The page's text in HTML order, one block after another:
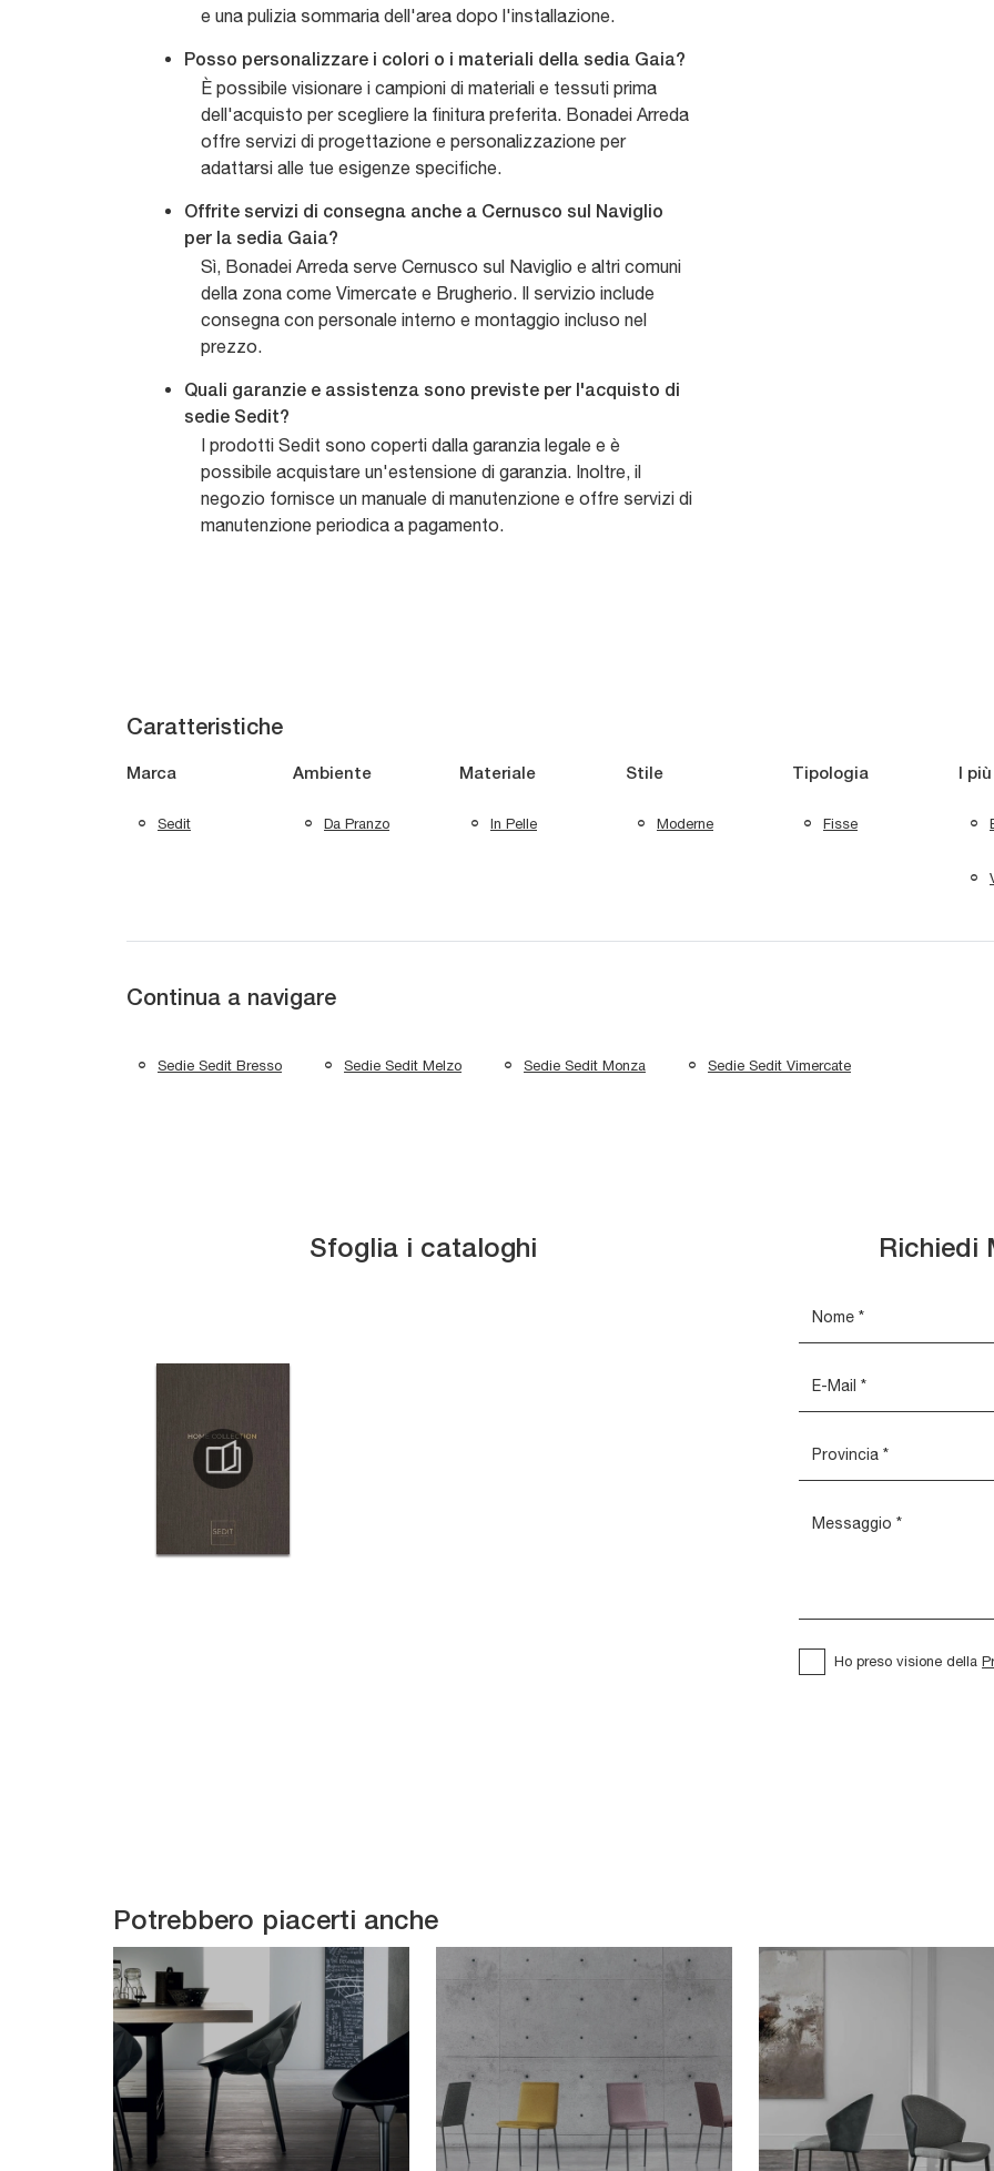
e una pulizia sommaria dell'area dopo l'installazione.
Posso personalizzare i colori o i materiali della sedia Gaia?
È possibile visionare i campioni di materiali e tessuti prima
dell'acquisto per scegliere la finitura preferita. Bonadei Arreda
offre servizi di progettazione e personalizzazione per
adattarsi alle tue esigenze specifiche.
Offrite servizi di consegna anche a Cernusco sul Naviglio
per la sedia Gaia?
Sì, Bonadei Arreda serve Cernusco sul Naviglio e altri comuni
della zona come Vimercate e Brugherio. Il servizio include
consegna con personale interno e montaggio incluso nel
prezzo.
Quali garanzie e assistenza sono previste per l'acquisto di
sedie Sedit?
I prodotti Sedit sono coperti dalla garanzia legale e è
possibile acquistare un'estensione di garanzia. Inoltre, il
negozio fornisce un manuale di manutenzione e offre servizi di
manutenzione periodica a pagamento.
Caratteristiche
Marca
Sedit
Ambiente
Da Pranzo
Materiale
In Pelle
Stile
Moderne
Tipologia
Fisse
I
Continua a navigare
Sedie Sedit Bresso Sedie Sedit Melzo Sedie Sedit Monza Sedie Sedit Vimercate
Sfoglia i cataloghi Richiedi
Ho preso visione della
Potrebbero piacerti anche